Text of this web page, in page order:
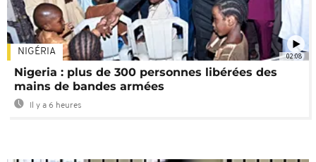
02:08
NIGÉRIA
Nigeria : plus de 300 personnes libérées des
mains de bandes armées
Il y a 6 heures